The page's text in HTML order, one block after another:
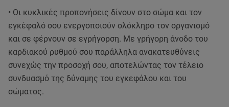
• Οι κυκλικές προπονήσεις δίνουν στο σώμα και τον
εγκέφαλό σου ενεργοποιούν ολόκληρο τον οργανισμό
και σε φέρνουν σε εγρήγορση. Με γρήγορη άνοδο του
καρδιακού ρυθμού σου παράλληλα ανακατευθύνεις
συνεχώς την προσοχή σου, αποτελώντας τον τέλειο
συνδυασμό της δύναμης του εγκεφάλου και του
σώματος.